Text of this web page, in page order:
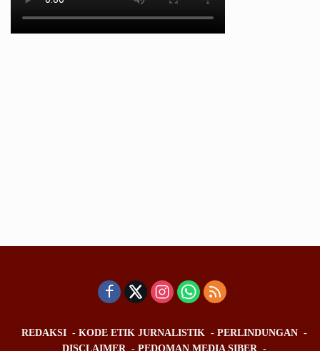
REDAKSI KODE ETIK JURNALISTIK
PERLINDUNGAN
DISCLAIMER
PEDOMAN MEDIA SIBER